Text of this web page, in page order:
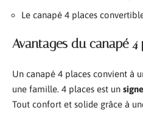
Le canapé 4 places
Avantages du canapé 4
Un canapé 4 places convient à
une famille. 4 places est un
Tout confort et solide grâce à